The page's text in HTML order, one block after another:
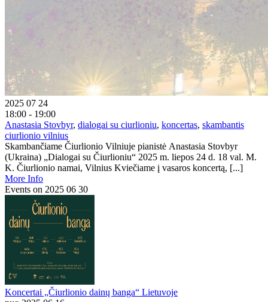
2025 07 24
18:00 - 19:00
Anastasia Stovbyr, dialogai su ciurlioniu, koncertas, skambantis
ciurlionio vilnius
Skambančiame Čiurlionio Vilniuje pianistė Anastasia Stovbyr
(Ukraina) „Dialogai su Čiurlioniu“ 2025 m. liepos 24 d. 18 val. M.
K. Čiurlionio namai, Vilnius Kviečiame į vasaros koncertą, [...]
More Info
Events on 2025 06 30
Koncertai „Čiurlionio dainų banga“ Lietuvoje